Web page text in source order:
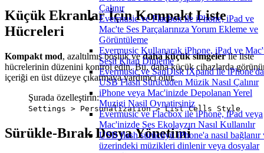
Çalınır
Evermusic ve Flacbox ile iPhone, iPad ve
Mac'te Ses Parçalarınıza Yorum Ekleme ve
Görüntüleme
Evermusic Kullanarak iPhone, iPad ve
Sesli Kitap Dinleme
Evermusic ve SanDisk iXpand ile iPhone'da
USB Flash Sürücüden Müzik Nasıl Çalınır
iPhone veya Mac'inizde Depolanan Yerel
Muzigi Nasil Oynatirsiniz
Evermusic ve Flacbox ile iPhone, iPad veya
Mac'inizde Ses Ekolayzırı Nasıl Kullanılır
USB flash sürücüyü iPhone'a nasıl bağlanır
üzerindeki müzikleri dinlenir veya dosyalar
Küçük Ekranlar İçin Kompakt Liste
Hücreleri
Kompakt mod, azaltılmış boşluk vedaha küçük simgelerile liste
hücrelerinin düzenini kontrol edin. Bu, daha küçük cihazlarda
içeriği en üst düzeye çıkarmaya yardımcı olur.
Şurada özelleştirin:
Settings > Personalization > List Cells Style
Sürükle-Bırak Dosya Yönetimi